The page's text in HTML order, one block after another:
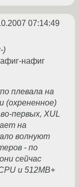
07:14:49
)
нафиг
плевала на
(охрененное)
первых, XUL
на
волнуют
- по
сейчас
и 512MB+